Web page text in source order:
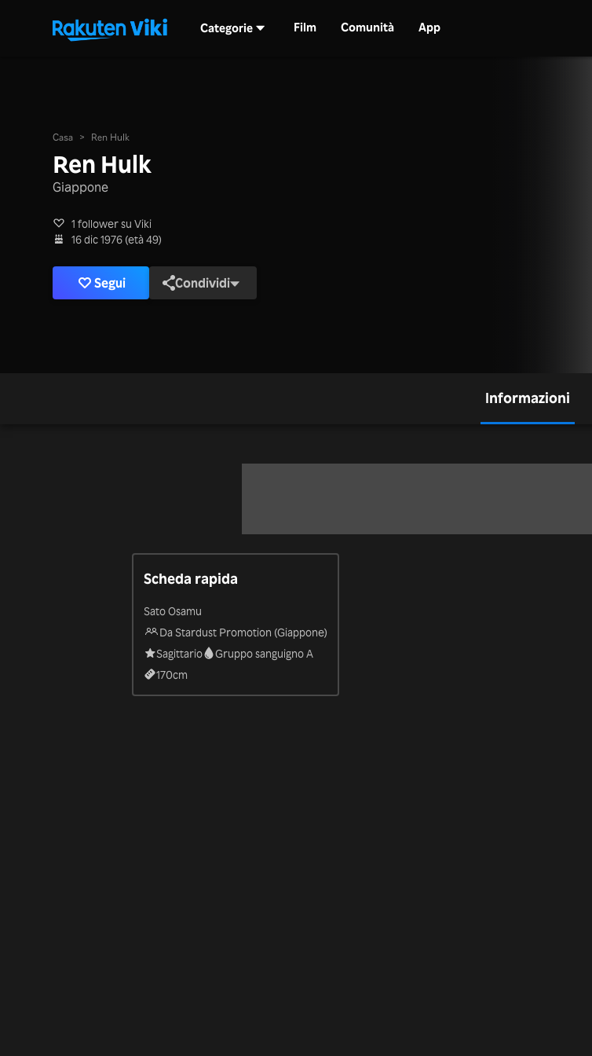
Categorie Film Comunità App
Casa > Ren Hulk
Ren Hulk
Giappone
1 follower su Viki
16 dic 1976 (età 49)
Segui Condividi
Informazioni
Scheda rapida
Sato Osamu
Da Stardust Promotion (Giappone)
Sagittario
Gruppo sanguigno A
170cm